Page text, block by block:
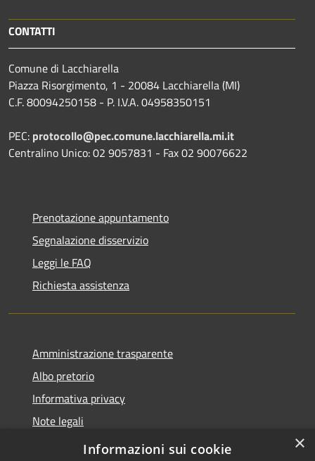
CONTATTI
Comune di Lacchiarella
Piazza Risorgimento, 1 - 20084 Lacchiarella (MI)
C.F. 80094250158 - P. I.V.A. 04958350151
PEC: protocollo@pec.comune.lacchiarella.mi.it
Centralino Unico: 02 9057831 - Fax 02 90076622
Prenotazione appuntamento
Segnalazione disservizio
Leggi le FAQ
Richiesta assistenza
Amministrazione trasparente
Albo pretorio
Informativa privacy
Note legali
Dichiarazione di accessibilità
×
Informazioni sui cookie